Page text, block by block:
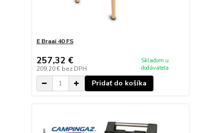
E Braai 40 FS
257,32 €
209,20 € bez DPH
Skladom u
dodávateľa
Pridať do košíka